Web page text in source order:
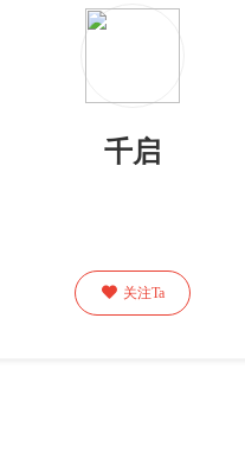
千启
 关注Ta